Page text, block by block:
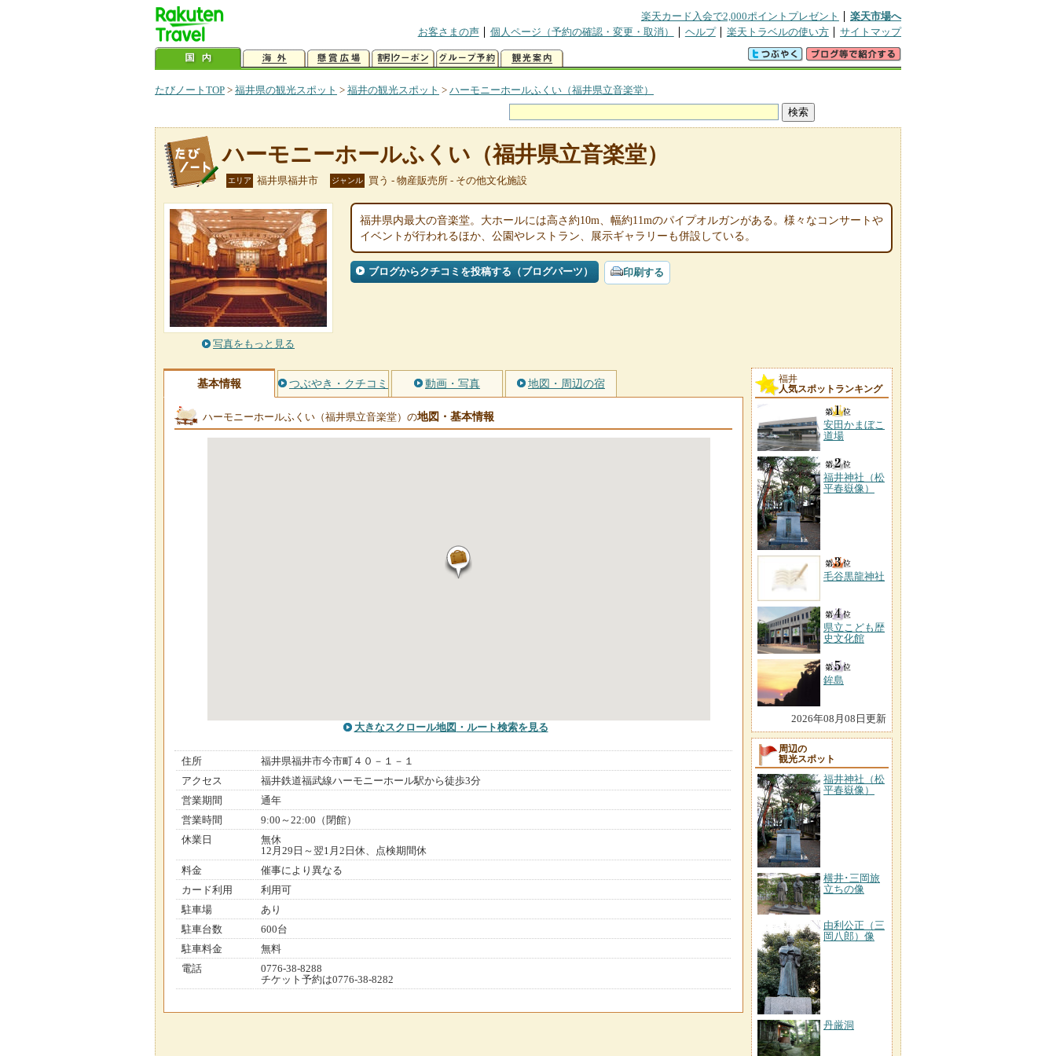
楽天カード入会で2,000ポイントプレゼント
楽天市場へ
お客さまの声
個人ページ（予約の確認・変更・取消） ヘルプ 楽天トラベルの使い方 サイトマップ
たびノートTOP > 福井県の観光スポット > 福井の観光スポット > ハーモニーホールふくい（福井県立音楽堂）
ハーモニーホールふくい（福井県立音楽堂）
エリア 福井県福井市 ジャンル 買う - 物産販売所 - その他文化施設
写真をもっと見る
福井県内最大の音楽堂。大ホールには高さ約10m、幅約11mのパイプオルガンがある。様々なコンサートや
イベントが行われるほか、公園やレストラン、展示ギャラリーも併設している。
ブログからクチコミを投稿する（ブログパーツ） 印刷する
基本情報 つぶやき・クチコミ 動画・写真 地図・周辺の宿
ハーモニーホールふくい（福井県立音楽堂）の地図・基本情報
大きなスクロール地図 ・ルート検索を見る
住所
福井県福井市今市町４０－１－１
アクセス
福井鉄道福武線ハーモニーホール駅から徒歩3分
営業期間
通年
営業時間
9:00～22:00（閉館）
休業日
無休
12月29日～翌1月2日休、点検期間休
料金
催事により異なる
カード利用
利用可
駐車場
あり
駐車台数
600台
駐車料金
無料
電話
0776-38-8288
チケット予約は0776-38-8282
福井
人気スポットランキング
安田かまぼこ
道場
福井神社（松
平春嶽像）
毛谷黒龍神社
県立こども歴
史文化館
鉾島
2026年08月08日更新
周辺の
観光スポット
福井神社（松
平春嶽像）
横井･三岡旅
立ちの像
由利公正（三
岡八郎）像
丹厳洞